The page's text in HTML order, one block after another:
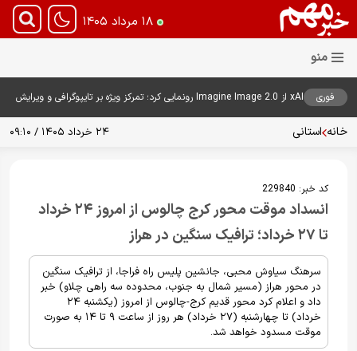
۱۸ مرداد ۱۴۰۵
فوری
xAI از Imagine Image 2.0 رونمایی کرد؛ تمرکز ویژه بر تایپوگرافی و ویرایش
خانه استانی ۲۴ خرداد ۱۴۰۵ / ۰۹:۱۰
کد خبر: 229840
انسداد موقت محور کرج چالوس از امروز ۲۴ خرداد
تا ۲۷ خرداد؛ ترافیک سنگین در هراز
سرهنگ سیاوش محبی، جانشین پلیس راه فراجا، از ترافیک سنگین
در محور هراز (مسیر شمال به جنوب، محدوده سه راهی چلاو) خبر
داد و اعلام کرد محور قدیم کرج-چالوس از امروز (یکشنبه ۲۴
خرداد) تا چهارشنبه (۲۷ خرداد) هر روز از ساعت ۹ تا ۱۴ به صورت
موقت مسدود خواهد شد.